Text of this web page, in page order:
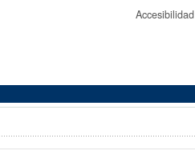
Accesibilidad